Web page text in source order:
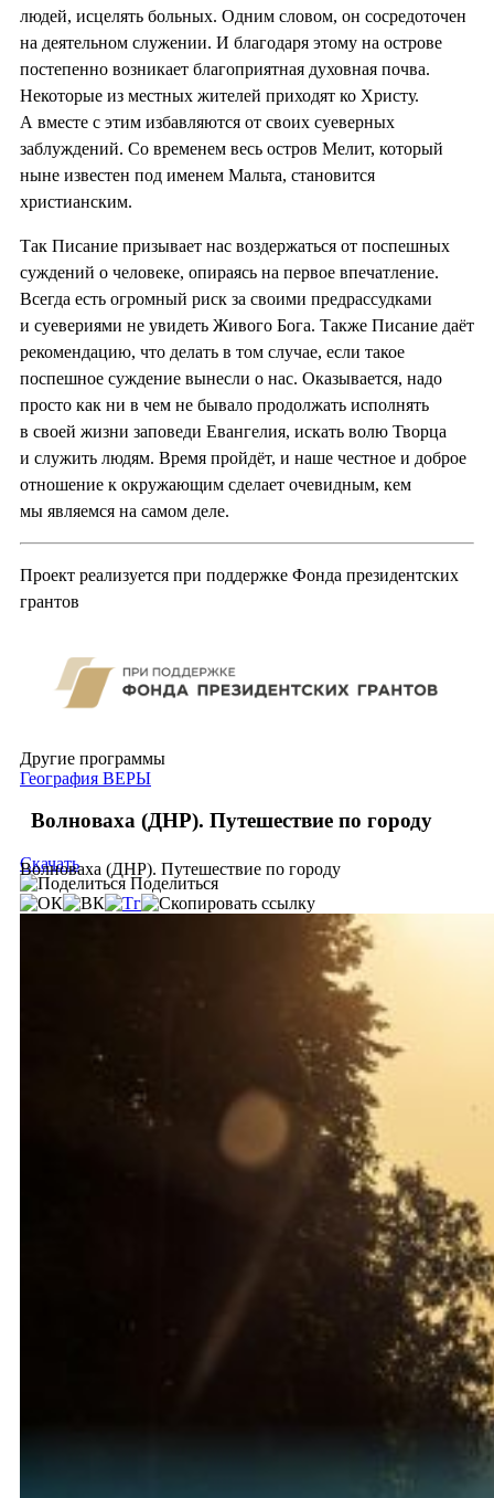
людей, исцелять больных. Одним словом, он сосредоточен
на деятельном служении. И благодаря этому на острове
постепенно возникает благоприятная духовная почва.
Некоторые из местных жителей приходят ко Христу.
А вместе с этим избавляются от своих суеверных
заблуждений. Со временем весь остров Мелит, который
ныне известен под именем Мальта, становится
христианским.
Так Писание призывает нас воздержаться от поспешных
суждений о человеке, опираясь на первое впечатление.
Всегда есть огромный риск за своими предрассудками
и суевериями не увидеть Живого Бога. Также Писание даёт
рекомендацию, что делать в том случае, если такое
поспешное суждение вынесли о нас. Оказывается, надо
просто как ни в чем не бывало продолжать исполнять
в своей жизни заповеди Евангелия, искать волю Творца
и служить людям. Время пройдёт, и наше честное и доброе
отношение к окружающим сделает очевидным, кем
мы являемся на самом деле.
Проект реализуется при поддержке Фонда президентских
грантов
Другие программы
География ВЕРЫ
Волноваха (ДНР). Путешествие по городу
Волноваха (ДНР). Путешествие по городу
Скачать
Поделиться